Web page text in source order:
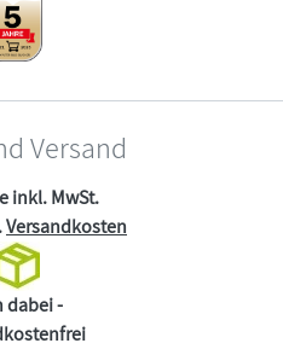
Versand
inkl. MwSt.
Versandkosten
dabei -